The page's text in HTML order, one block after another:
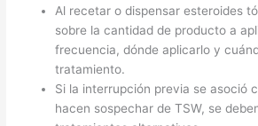
Al recetar o dispensar esteroides
sobre la cantidad de producto a
frecuencia, dónde aplicarlo y
tratamiento.
Si la interrupción previa se asoció
hacen sospechar de TSW, se